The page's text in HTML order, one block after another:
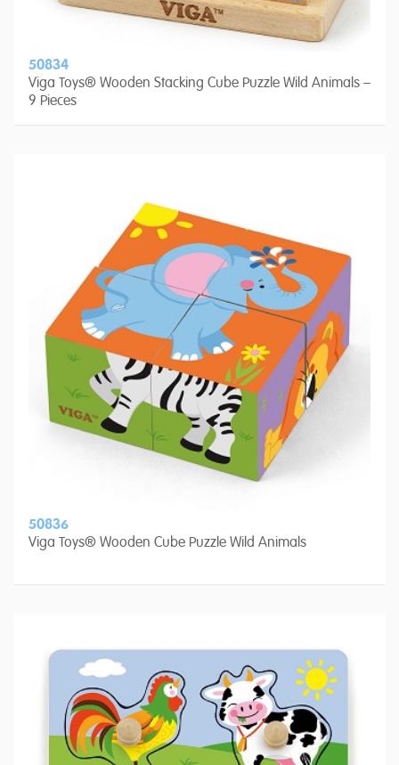
50834
Viga Toys® Wooden Stacking Cube Puzzle Wild Animals –
9 Pieces
50836
Viga Toys® Wooden Cube Puzzle Wild Animals